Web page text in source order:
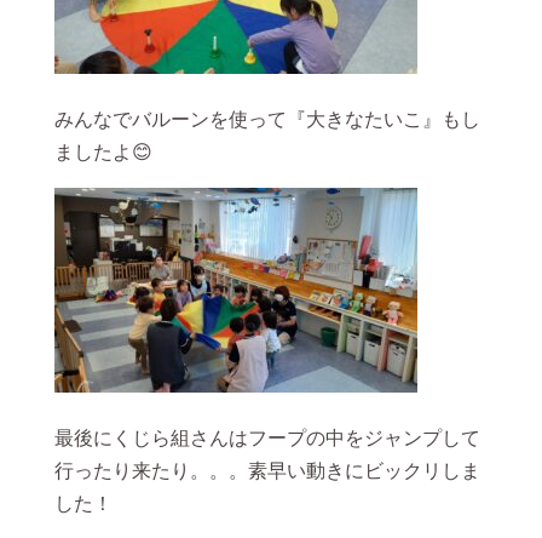
みんなでバルーンを使って『大きなたいこ』もし
ましたよ😊
最後にくじら組さんはフープの中をジャンプして
行ったり来たり。。。素早い動きにビックリしま
した！